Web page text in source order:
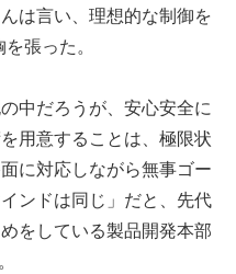
は言い、理想的な制御を
張った。
中だろうが、安心安全に
用意することは、極限状
に対応しながら無事ゴー
ンドは同じ」だと、先代
をしている製品開発本部